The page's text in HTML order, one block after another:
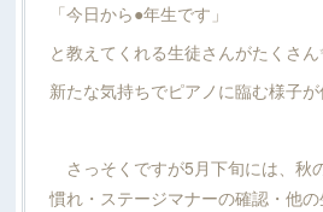
「今日から●年生です」
と教えてくれる生徒さんがたくさん
新たな気持ちでピアノに臨む様子が
さっそくですが5月下旬には、秋
慣れ・ステージマナーの確認・他